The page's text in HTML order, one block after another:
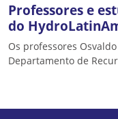
Professores e
do
Os professores
Departamento de